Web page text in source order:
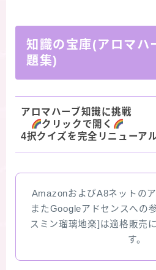
知識の宝庫(アロマハ
題集)
アロマハーブ知識に挑戦
クリックで開く
4択クイズを完全リニューア
AmazonおよびA8ネットの
またGoogleアドセンスへの
スミン瑠璃地楽]は適格販売
す。